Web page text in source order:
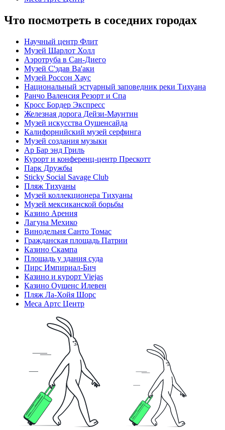
Что посмотреть в соседних городах
Научный центр Флит
Музей Шарлот Холл
Аэротруба в Сан-Диего
Музей С'эдав Ва'аки
Музей Россон Хаус
Национальный эстуарный заповедник реки Тихуана
Ранчо Валенсия Резорт и Спа
Кросс Бордер Экспресс
Железная дорога Дейзи-Маунтин
Музей искусства Оушенсайда
Калифорнийский музей серфинга
Музей создания музыки
Ар Бар энд Гриль
Курорт и конференц-центр Прескотт
Парк Дружбы
Sticky Social Savage Club
Пляж Тихуаны
Музей коллекционера Тихуаны
Музей мексиканской борьбы
Казино Арения
Лагуна Мехико
Винодельня Санто Томас
Гражданская площадь Патрии
Казино Скампа
Площадь у здания суда
Пирс Импириал-Бич
Казино и курорт Viejas
Казино Оушенс Илевен
Пляж Ла-Хойя Шорс
Меса Артс Центр